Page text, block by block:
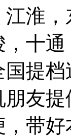
淮
，十
提
友
带